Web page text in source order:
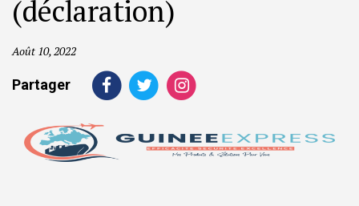
(déclaration)
Août 10, 2022
Partager